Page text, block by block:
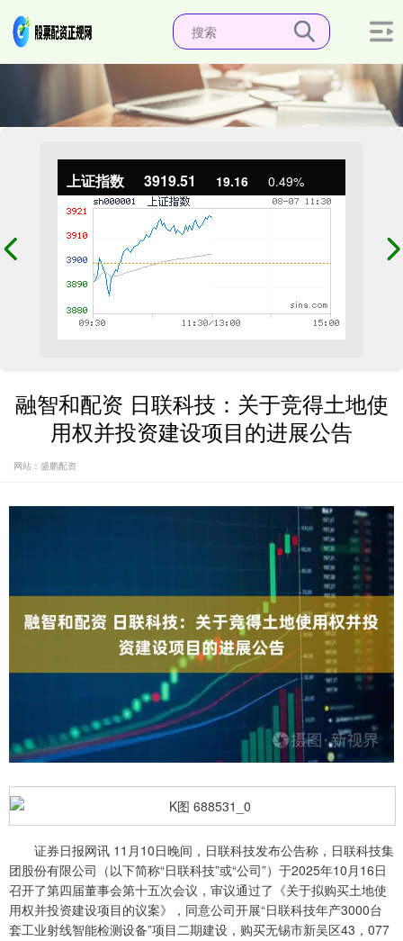
上证指数 3919.51 19.16 0.49%
融智和配资 日联科技：关于竞得土地使
用权并投资建设项目的进展公告
网站：盛鹏配资
证券日报网讯 11月10日晚间，日联科技发布公告称，日联科技集
团股份有限公司（以下简称“日联科技”或“公司”）于2025年10月16日
召开了第四届董事会第十五次会议，审议通过了《关于拟购买土地使
用权并投资建设项目的议案》，同意公司开展“日联科技年产3000台
套工业射线智能检测设备”项目二期建设，购买无锡市新吴区43，077